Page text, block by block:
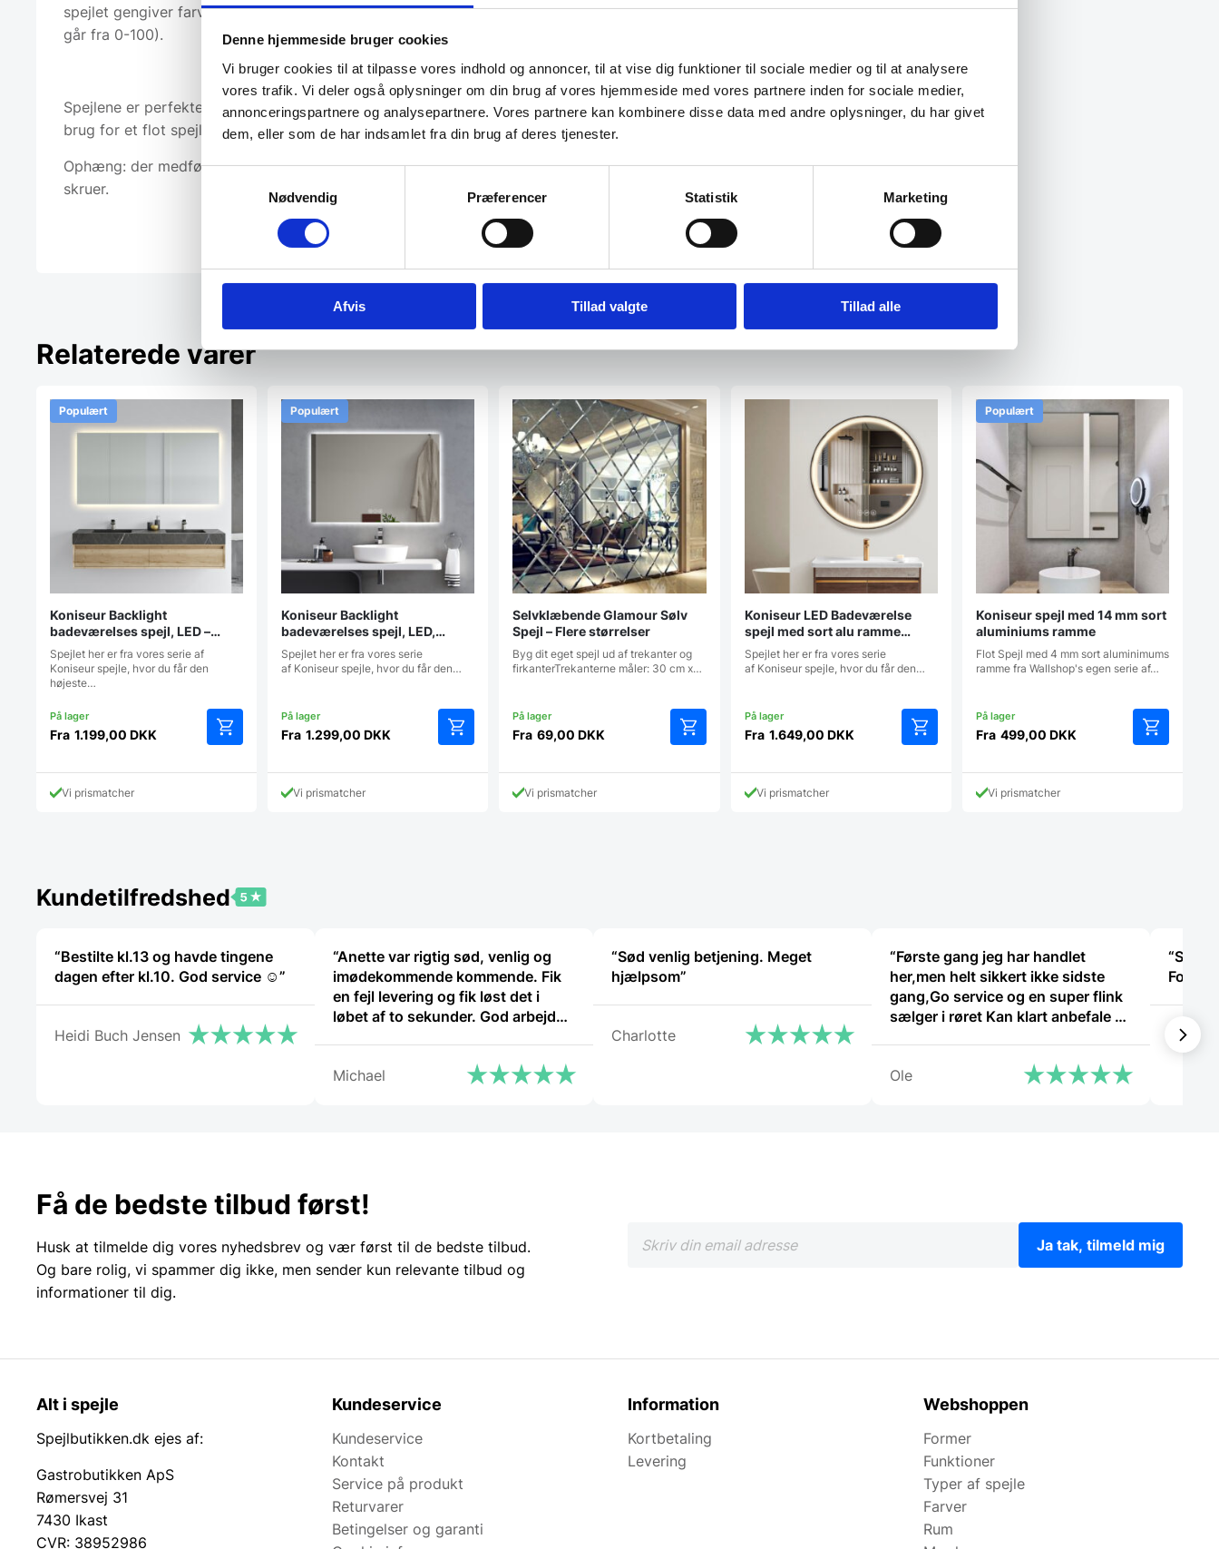
Denne hjemmeside bruger cookies
Vi bruger cookies til at tilpasse vores indhold og annoncer, til at vise dig funktioner til sociale medier og til at analysere
vores trafik. Vi deler også oplysninger om din brug af vores hjemmeside med vores partnere inden for sociale medier,
annonceringspartnere og analysepartnere. Vores partnere kan kombinere disse data med andre oplysninger, du har givet
dem, eller som de har indsamlet fra din brug af deres tjenester.
Nødvendig
Præferencer Statistik Marketing
Afvis Tillad valgte Tillad alle
spejlet gengiver farver – desto højere tal desto bedre (skalaen
går fra 0-100).
Spejlene er perfekte til badeværelset, entreen eller hvor du har
brug for et flot spejl.
Ophæng: der medfølger påmonteret beslag, samt plugs og
skruer.
Relaterede varer
Populært
Koniseur Backlight
badeværelses spejl, LED –
lampeudtag – Antidug
Spejlet her er fra vores serie af
Koniseur spejle, hvor du får den
højeste…
Fra 1.199,00 DKK
vare
varesiden
Vi prismatcher
Populært
Koniseur Backlight
badeværelses spejl, LED,
Antidug og Touchsensor
Spejlet her er fra vores serie
af Koniseur spejle, hvor du får den…
Fra 1.299,00DKK
vare
Vi prismatcher
Selvklæbende Glamour Sølv
Spejl – Flere størrelser
Byg dit eget spejl ud af trekanter og
firkanterTrekanterne måler: 30 cm x…
Fra 69,00DKK
vare
Vi prismatcher
Koniseur LED Badeværelse
spejl med sort alu ramme
Antidug, Touchsensor
Spejlet her er fra vores serie
af Koniseur spejle, hvor du får den…
Fra 1.649,00 DKK
vare
Vi prismatcher
Populært
Koniseur spejl med 14 mm sort
aluminiums ramme
Flot Spejl med 4 mm sort aluminimums
ramme fra Wallshop's egen serie af…
Fra 499,00 DKK
vare
Vi prismatcher
Kundetilfredshed
“Bestilte kl.13 og havde tingene
dagen efter kl.10. God service ☺”
Heidi Buch Jensen
“Anette var rigtig sød, venlig og
imødekommende kommende. Fik
en fejl levering og fik løst det i
løbet af to sekunder. God arbejde
Michael
“Sød venlig betjening. Meget
hjælpsom”
Charlotte
“Første gang jeg har handlet
her,men helt sikkert ikke sidste
gang,Go service og en super flink
sælger i røret Kan klart anbefale at
Ole
“Stort
Bent
Få de bedste tilbud først!
Husk at tilmelde dig vores nyhedsbrev og vær først til de bedste tilbud.
Og bare rolig, vi spammer dig ikke, men sender kun relevante tilbud og
informationer til dig.
Ja tak, tilmeld mig
Alt i spejle
Spejlbutikken.dk ejes af:
Gastrobutikken ApS
Rømersvej 31
7430 Ikast
CVR: 38952986
Kundeservice
Kundeservice
Kontakt
Service på produkt
Returvarer
Betingelser og garanti
Information
Kortbetaling
Levering
Webshoppen
Former
Funktioner
Typer af spejle
Farver
Rum